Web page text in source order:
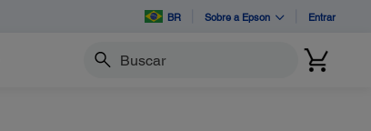
BR Sobre a Epson Entrar
Buscar